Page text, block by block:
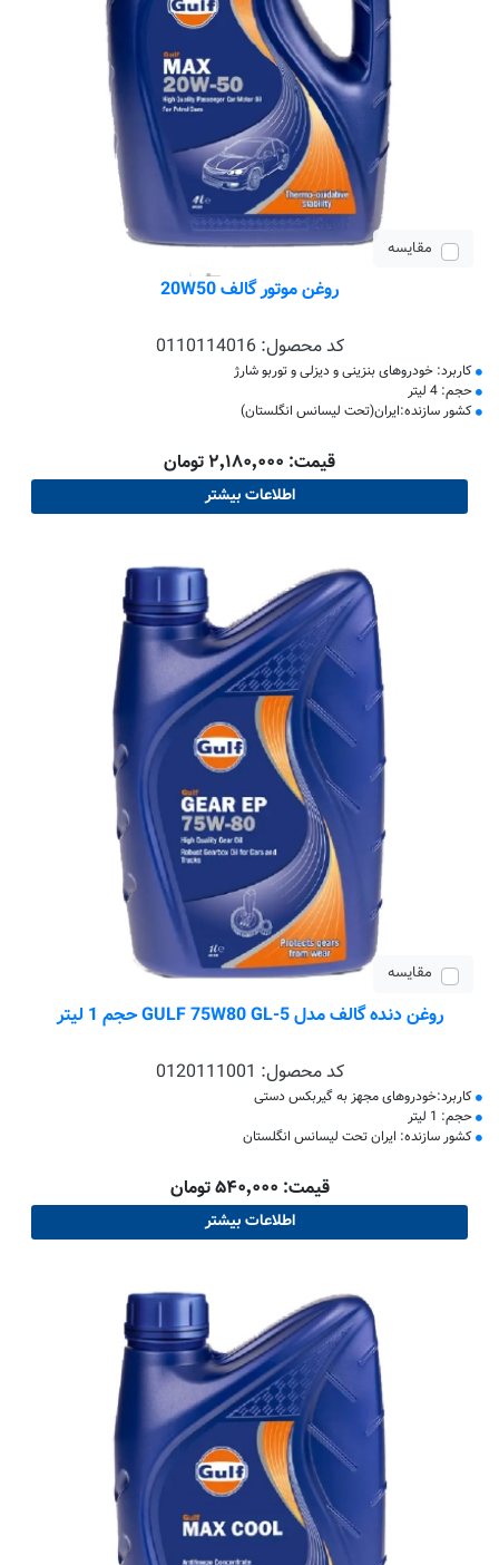
مقایسه
روغن موتور گالف 20W50
کد محصول:0110114016
کاربرد: خودروهای بنزینی و دیزلی و توربو شارژ
حجم: 4 لیتر
کشور سازنده:ایران(تحت لیسانس انگلستان)
قیمت: ۲٬۱۸۰٬۰۰۰ تومان
اطلاعات بیشتر
مقایسه
روغن دنده گالف مدل GULF 75W80 GL-5 حجم 1 لیتر
کد محصول: 0120111001
کاربرد:خودروهای مجهز به گیربکس دستی
حجم: 1 لیتر
کشور سازنده: ایران تحت لیسانس انگلستان
قیمت: ۵۴۰٬۰۰۰ تومان
اطلاعات بیشتر